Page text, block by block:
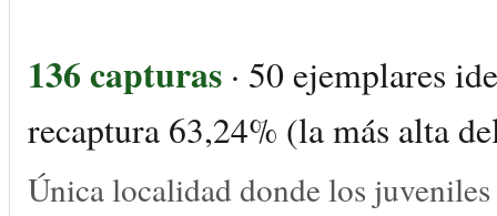
136 capturas · 50 ejemplares
recaptura 63,24% (la más alta
Única localidad donde los